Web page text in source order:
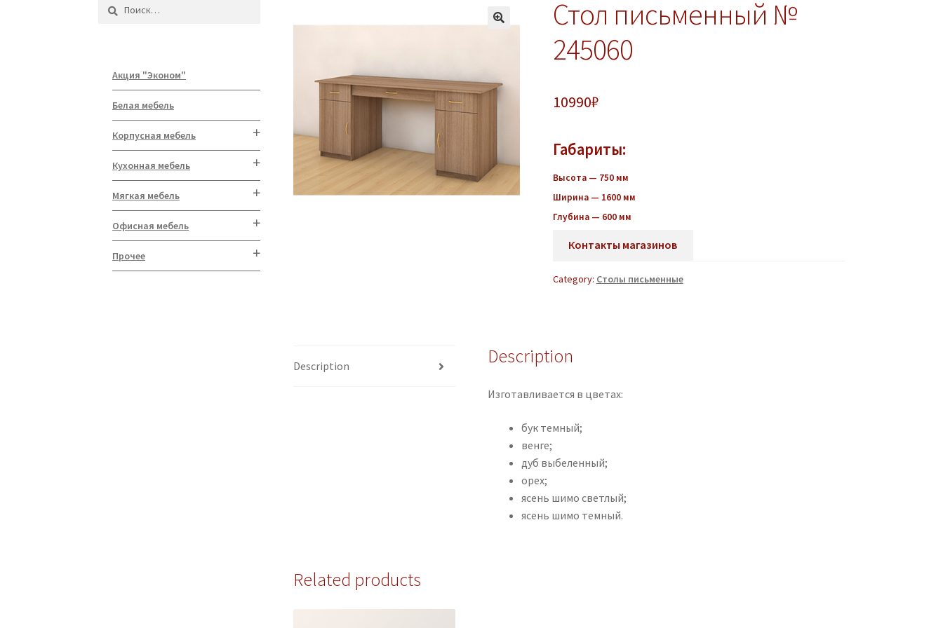
Стол письменный №
245060
10990₽
Габариты:
Высота — 750 мм
Ширина — 1600 мм
Глубина — 600 мм
Контакты магазинов
Category: Столы письменные
Description Description
Изготавливается в цветах:
бук темный;
венге;
дуб выбеленный;
орех;
ясень шимо светлый;
ясень шимо темный.
Related products
Найти:
Акция "Эконом"
Белая мебель
Корпусная мебель
Кухонная мебель
Мягкая мебель
Офисная мебель
Прочее